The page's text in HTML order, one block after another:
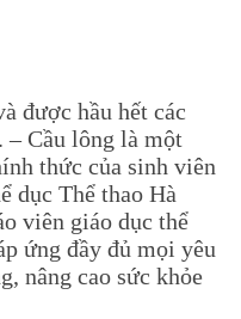
được hầu hết các
– Cầu lông là một
thức của sinh viên
dục Thể thao Hà
viên giáo dục thể
ứng đầy đủ mọi yêu
nâng cao sức khỏe